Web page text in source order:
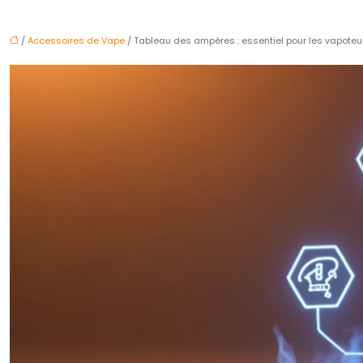
/Accessoires de Vape / Tableau des ampères : essentiel pour les